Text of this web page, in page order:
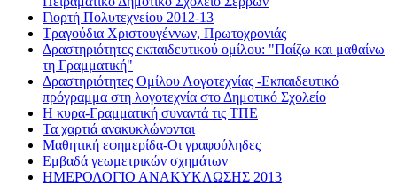
Γιορτή Πολυτεχνείου 2012-13
Τραγούδια Χριστουγέννων, Πρωτοχρονιάς
Δραστηριότητες εκπαιδευτικού ομίλου: "Παίζω και μαθαίνω
τη Γραμματική"
Δραστηριότητες Ομίλου Λογοτεχνίας -Εκπαιδευτικό
πρόγραμμα στη λογοτεχνία στο Δημοτικό Σχολείο
Η κυρα-Γραμματική συναντά τις ΤΠΕ
Τα χαρτιά ανακυκλώνονται
Μαθητική εφημερίδα-Οι γραφούληδες
Εμβαδά γεωμετρικών σχημάτων
ΗΜΕΡΟΛΟΓΙΟ ΑΝΑΚΥΚΛΩΣΗΣ 2013